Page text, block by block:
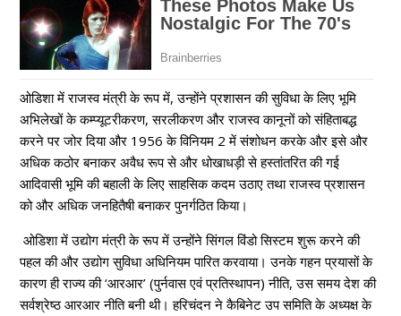
ओडिशा में राजस्व मंत्री के रूप में, उन्होंने प्रशासन की सुविधा के लिए भूमि
अभिलेखों के कम्प्यूटरीकरण, सरलीकरण और राजस्व कानूनों को संहिताबद्ध
करने पर जोर दिया और 1956 के विनियम 2 में संशोधन करके और इसे और
अधिक कठोर बनाकर अवैध रूप से और धोखाधड़ी से हस्तांतरित की गई
आदिवासी भूमि की बहाली के लिए साहसिक कदम उठाए तथा राजस्व प्रशासन
को और अधिक जनहितैषी बनाकर पुनर्गठित किया।
ओडिशा में उद्योग मंत्री के रूप में उन्होंने सिंगल विंडो सिस्टम शुरू करने की
पहल की और उद्योग सुविधा अधिनियम पारित करवाया। उनके गहन प्रयासों के
कारण ही राज्य की ‘आरआर’ (पुर्नवास एवं प्रतिस्थापन) नीति, उस समय देश की
सर्वश्रेष्ठ आरआर नीति बनी थी। हरिचंदन ने कैबिनेट उप समिति के अध्यक्ष के